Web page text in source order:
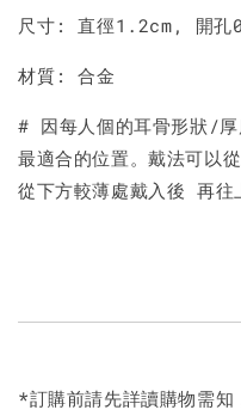
尺寸: 直徑1.2cm, 開孔
材質: 合金
# 因每人個的耳骨形狀/厚
最適合的位置。戴法可以
從下方較薄處戴入後 再往
*訂購前請先詳讀購物需知